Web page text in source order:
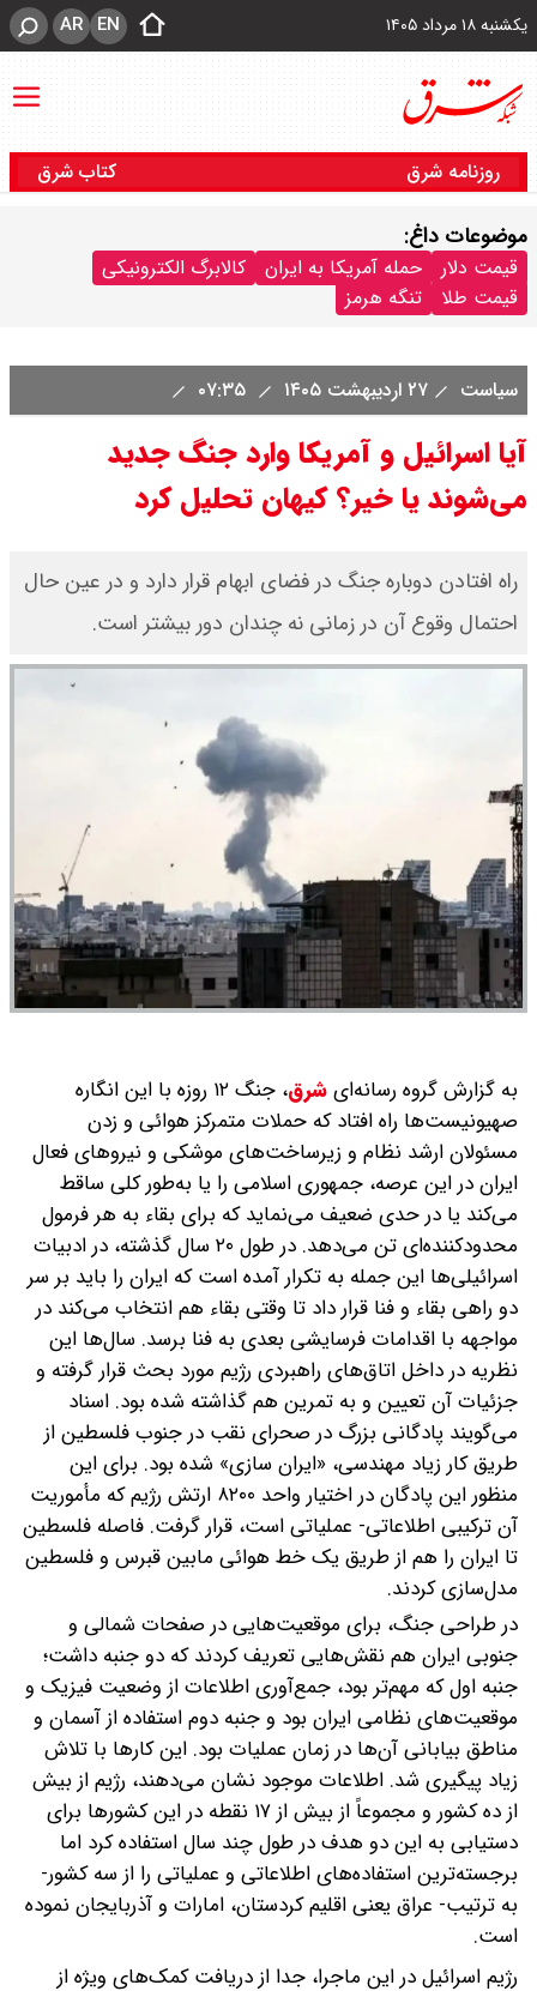
یکشنبه ۱۸ مرداد ۱۴۰۵ EN
AR
روزنامه شرق کتاب شرق
موضوعات داغ:
قیمت دلار حمله آمریکا به ایران
کالابرگ الکترونیکی
قیمت طلا
تنگه هرمز
سیاست ۲۷ اردیبهشت ۱۴۰۵
آیا اسرائیل و آمریکا وارد جنگ جدید
می‌شوند یا خیر؟ کیهان تحلیل کرد
راه افتادن دوباره جنگ در فضای ابهام قرار دارد و در عین حال
احتمال وقوع آن در زمانی نه چندان دور بیشتر است.
به گزارش گروه رسانه‌ایشرق،
جنگ ۱۲ روزه با این انگاره
صهیونیست‌ها راه افتاد که حملات متمرکز هوائی و زدن
مسئولان ارشد نظام و زیرساخت‌های موشکی و نیروهای فعال
ایران در این عرصه‌، جمهوری اسلامی را یا به‌طور کلی ساقط
می‌کند یا در حدی ضعیف می‌نماید که برای بقاء به هر فرمول
محدود‌کننده‌ای تن می‌دهد. در طول ۲۰ سال گذشته‌، در ادبیات
اسرائیلی‌ها این جمله به تکرار آمده است که ایران را باید بر سر
دو راهی بقاء و فنا قرار داد تا وقتی بقاء هم انتخاب می‌کند در
مواجهه با اقدامات فرسایشی بعدی به فنا برسد. سال‌ها این
نظریه در داخل اتاق‌های راهبردی رژیم مورد بحث قرار گرفته و
جزئیات آن تعیین و به تمرین هم گذاشته شده بود. اسناد
می‌گویند پادگانی بزرگ در صحرای نقب در جنوب فلسطین از
طریق کار زیاد مهندسی‌، «ایران سازی» شده بود. برای این
منظور این پادگان در اختیار واحد ۸۲۰۰ ارتش رژیم که مأموریت
آن ترکیبی اطلاعاتی- عملیاتی است‌، قرار گرفت. فاصله فلسطین
تا ایران را هم از طریق یک خط هوائی مابین قبرس و فلسطین
مدل‌سازی کردند.
در طراحی جنگ‌، برای موقعیت‌هایی در صفحات شمالی و
جنوبی ایران هم نقش‌هایی تعریف کردند که دو جنبه داشت؛
جنبه اول که مهم‌تر بود‌، جمع‌آوری اطلاعات از وضعیت فیزیک و
موقعیت‌های نظامی ایران بود و جنبه دوم استفاده از آسمان و
مناطق بیابانی آن‌ها در زمان عملیات بود. این کارها با تلاش
زیاد پیگیری شد. اطلاعات موجود نشان می‌دهند‌، رژیم از بیش
از ده کشور و مجموعاً از بیش از ۱۷ نقطه در این کشورها برای
دستیابی به این دو هدف در طول چند سال استفاده کرد اما
برجسته‌ترین استفاده‌های اطلاعاتی و عملیاتی را از سه کشور-
به ترتیب- عراق یعنی اقلیم کردستان‌، امارات و آذربایجان نموده
است.
رژیم اسرائیل در این ماجرا‌، جدا از دریافت کمک‌های ویژه از